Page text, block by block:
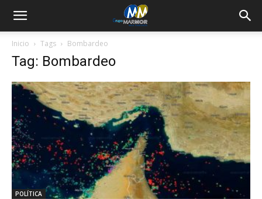
Inicio Tags Bombardeo
Tag: Bombardeo
POLÍTICA